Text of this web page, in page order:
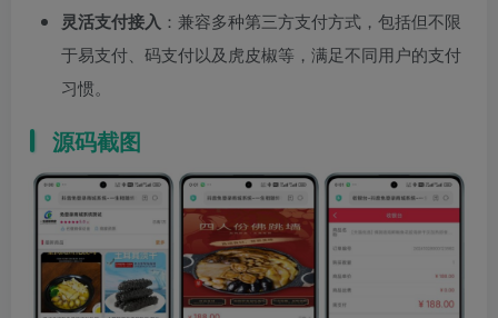
灵活支付接入 ：兼容多种第三方支付方式，包括但不限
于易支付、码支付以及虎皮椒等，满足不同用户的支付
习惯。
源码截图